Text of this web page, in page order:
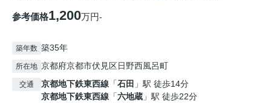
参考価格1,200万円-
築年数 築35年
所在地 京都府京都市伏見区日野西風呂町
交通 京都地下鉄東西線 「石田 」駅 徒歩14分
京都地下鉄東西線 「六地蔵 」駅 徒歩22分